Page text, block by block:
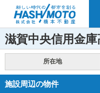
滋賀中央信用金
所在地
施設周辺の物件